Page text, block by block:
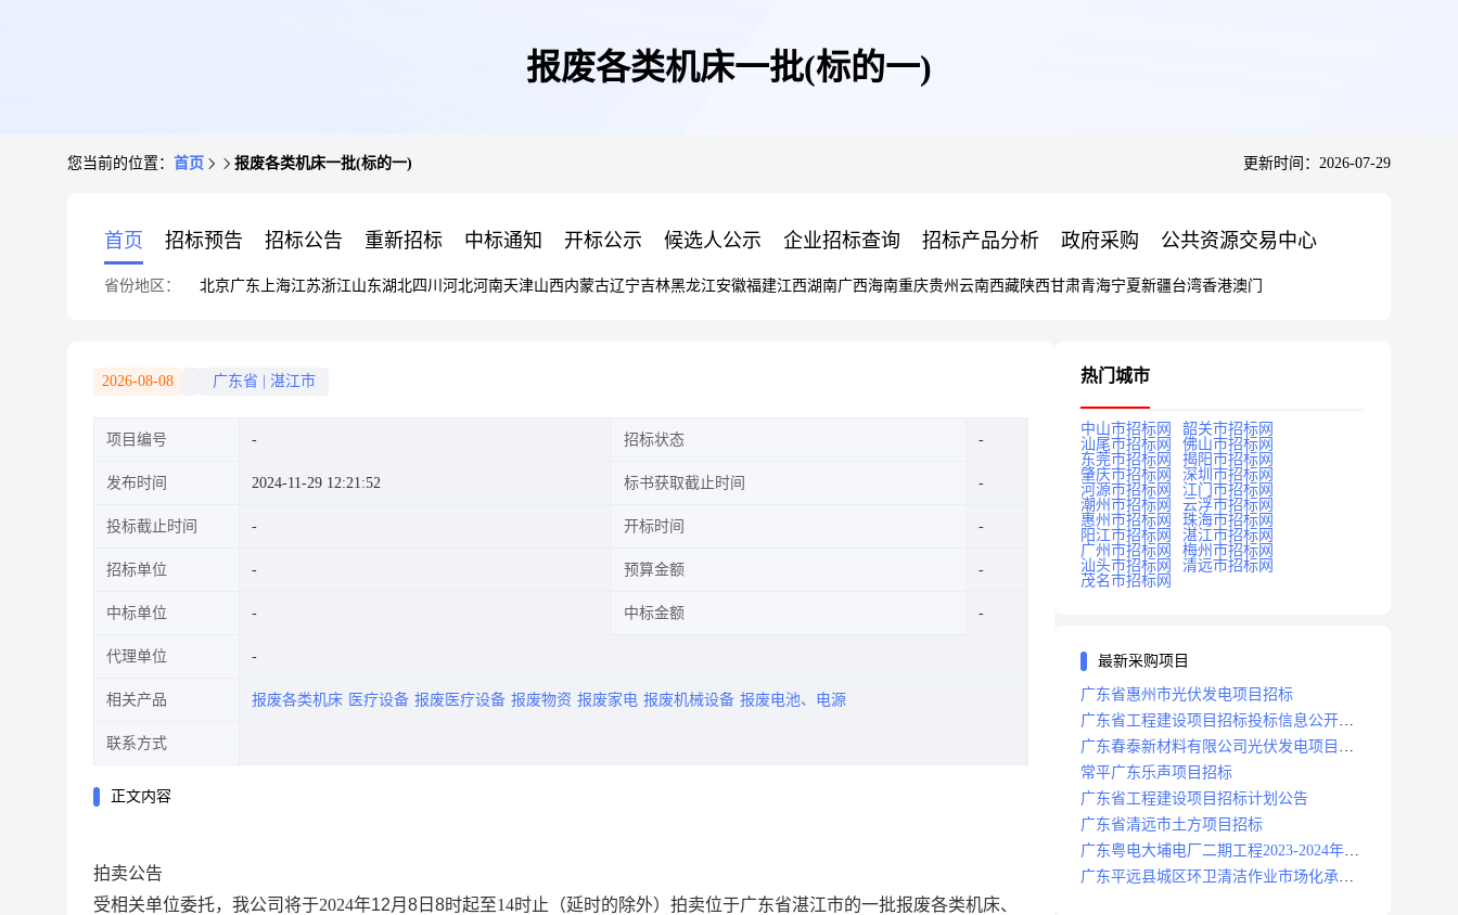
报废各类机床一批(标的一)
您当前的位置： 首页 报废各类机床一批(标的一) 更新时间：2026-07-29
首页 招标预告 招标公告 重新招标 中标通知 开标公示 候选人公示 企业招标查询 招标产品分析 政府采购 公共资源交易中心
省份地区： 北京广东 上海江苏浙江山东湖北四川 河北河南天津山西内蒙古辽宁吉林黑龙江安徽福建江西湖南广西海南重庆贵州 云南西藏陕西甘肃青海宁夏新疆台湾香港澳门
2026-08-08 广东省 湛江市
项目编号 招标状态
发布时间 2024-11-29 12:21:52 标书获取截止时间
投标截止时间 开标时间
招标单位 预算金额
中标单位 中标金额
代理单位
相关产品 报废各类机床 医疗设备 报废医疗设备 报废物资 报废家电 报废机械设备 报废电池、电源
联系方式
正文内容
拍卖公告
受相关单位委托，我公司将于2024年12月 8 日 8时起至14时止（延时的除外）拍卖位于广东省湛江市的一批报废各类机床、
热门城市
中山市招标网
韶关市招标网
汕尾市招标网
佛山市招标网
东莞市招标网
揭阳市招标网
肇庆市招标网
深圳市招标网
河源市招标网
江门市招标网
潮州市招标网
云浮市招标网
惠州市招标网
珠海市招标网
阳江市招标网
湛江市招标网
广州市招标网
梅州市招标网
汕头市招标网
清远市招标网
茂名市招标网
最新采购项目
广东省惠州市光伏发电项目招标
广东省工程建设项目招标投标信息公开目
录
广东春泰新材料有限公司光伏发电项目招
标
常平广东乐声项目招标
广东省工程建设项目招标计划公告
广东省清远市土方项目招标
广东粤电大埔电厂二期工程2023-2024年度
安保服务项目招标公告
广东平远县城区环卫清洁作业市场化承包